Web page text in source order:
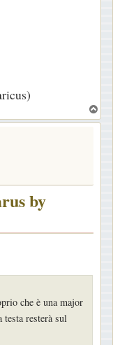
o
by
che è una major
testa resterà sul